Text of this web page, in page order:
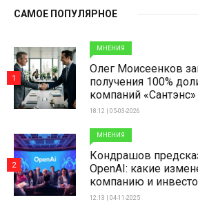
САМОЕ ПОПУЛЯРНОЕ
МНЕНИЯ
Олег Моисеенков
получения 100%
компаний «Сантэнс»
18:12 | 05-03-2026
1
МНЕНИЯ
Кондрашов
OpenAI: какие
компанию и
12:13 | 04-11-2025
2